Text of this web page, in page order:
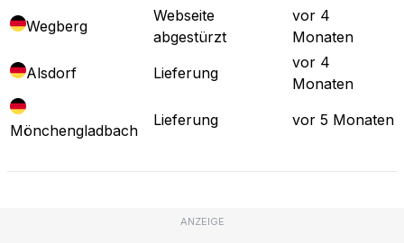
Wegberg
Webseite
abgestürzt
vor 4
Monaten
Alsdorf
Lieferung
vor 4
Monaten
Mönchengladbach
Lieferung vor 5 Monaten
ANZEIGE